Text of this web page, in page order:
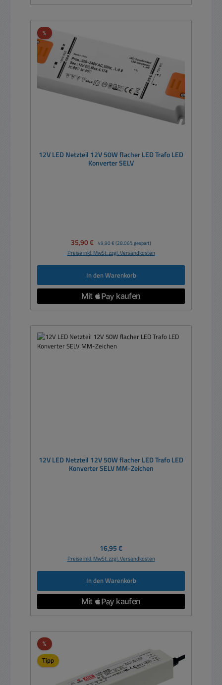
%Rabatt
12V LED Netzteil 12V 50W flacher LED Trafo LED
Konverter SELV
Verkaufspreis:
35,90 € Regulärer Preis:
49,90 € (28.06% gespart)
Preise inkl. MwSt. zzgl. Versandkosten
In den Warenkorb
12V LED Netzteil 12V 50W flacher LED Trafo LED
Konverter SELV MM-Zeichen
Regulärer Preis:
16,95 €
Preise inkl. MwSt. zzgl. Versandkosten
In den Warenkorb
%Rabatt
Tipp